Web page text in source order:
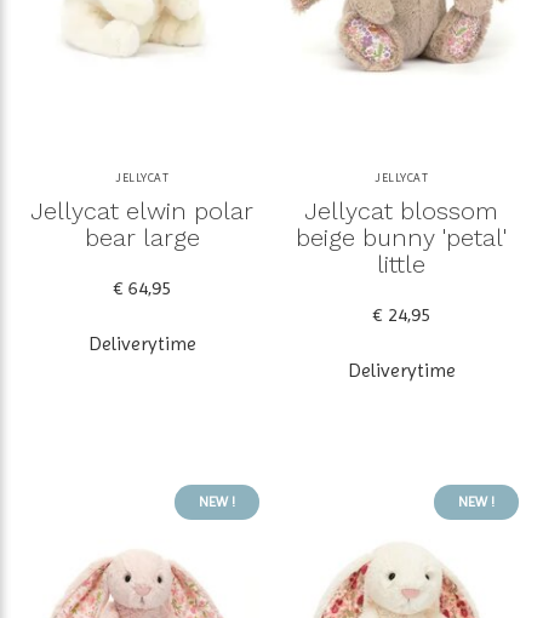
JELLYCAT
Jellycat elwin polar
bear large
€ 64,95
Deliverytime
JELLYCAT
Jellycat blossom
beige bunny 'petal'
little
€ 24,95
Deliverytime
NEW ! NEW !